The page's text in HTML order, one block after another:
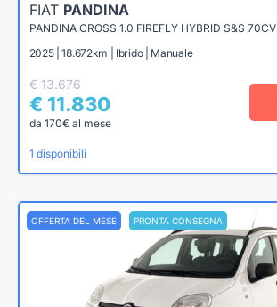
FIAT PANDINA
PANDINA CROSS 1.0 FIREFLY HYBRID S&S 70CV
2025 | 18.672km | Ibrido | Manuale
€ 13.676
€ 11.830
da 170€ al mese
1 disponibili
OFFERTA DEL MESE PRONTA CONSEGNA